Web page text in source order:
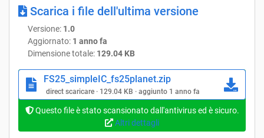
Scarica i file dell'ultima versione
Versione: 1.0
Aggiornato: 1 anno fa
Dimensione totale: 129.04 KB
FS25_simpleIC_fs25planet.zip
direct scaricare · 129.04 KB · aggiunto 1 anno fa
Questo file è stato scansionato dall'antivirus ed è sicuro.
Altri dettagli